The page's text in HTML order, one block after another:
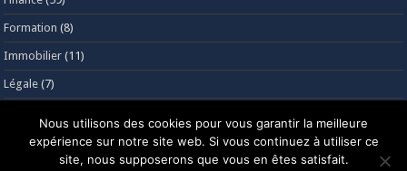
Formation (8)
Immobilier (11)
Légale (7)
Nous utilisons des cookies pour vous garantir la meilleure
expérience sur notre site web. Si vous continuez à utiliser ce
site, nous supposerons que vous en êtes satisfait.